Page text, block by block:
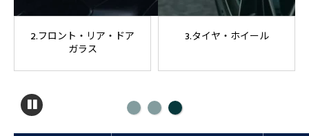
2.フロント・リア・ドア
ガラス
3.タイヤ・ホイール